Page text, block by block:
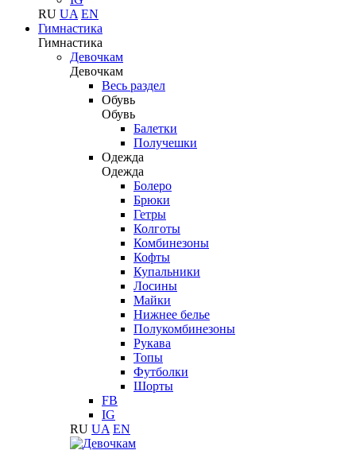
RU UA EN
Гимнастика
Гимнастика
Девочкам
Девочкам
Весь раздел
Обувь
Обувь
Балетки
Получешки
Одежда
Одежда
Болеро
Брюки
Гетры
Колготы
Комбинезоны
Кофты
Купальники
Лосины
Майки
Нижнее белье
Полукомбинезоны
Рукава
Топы
Футболки
Шорты
FB
IG
RU UA EN